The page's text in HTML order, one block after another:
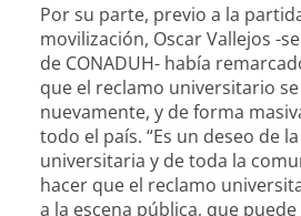
Por su parte, previo a la
movilización, Oscar Vallejos -
de CONADUH- había
que el reclamo universitario
nuevamente, y de forma
todo el país. “Es un deseo de
universitaria y de toda la
hacer que el reclamo
a la escena pública, que